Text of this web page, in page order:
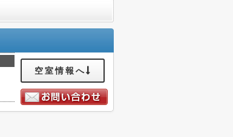
空室情報へ